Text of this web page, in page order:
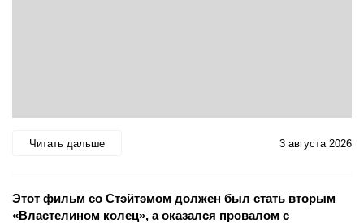
Читать дальше 3 августа 2026
Этот фильм со Стэйтэмом должен был стать вторым
«Властелином колец», а оказался провалом с